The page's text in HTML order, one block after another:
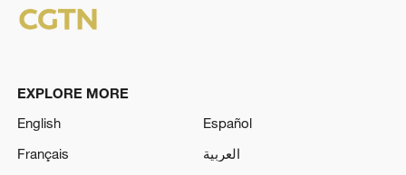
EXPLORE MORE
English
Español
Français
العربية